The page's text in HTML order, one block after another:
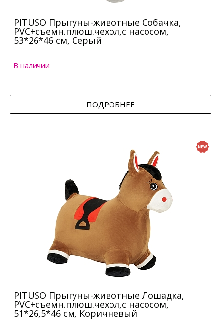
PITUSO Прыгуны-животные Собачка,
PVC+съемн.плюш.чехол,с насосом,
53*26*46 см, Серый
В наличии
ПОДРОБНЕЕ
PITUSO Прыгуны-животные Лошадка,
PVC+съемн.плюш.чехол,с насосом,
51*26,5*46 см, Коричневый